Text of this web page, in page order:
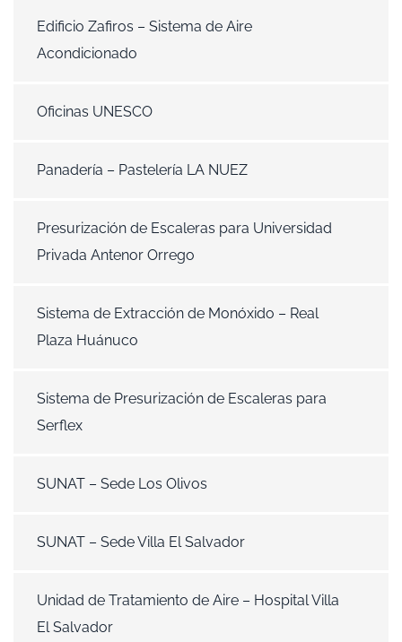
Edificio Zafiros – Sistema de Aire
Acondicionado
Oficinas UNESCO
Panadería – Pastelería LA NUEZ
Presurización de Escaleras para Universidad
Privada Antenor Orrego
Sistema de Extracción de Monóxido – Real
Plaza Huánuco
Sistema de Presurización de Escaleras para
Serflex
SUNAT – Sede Los Olivos
SUNAT – Sede Villa El Salvador
Unidad de Tratamiento de Aire – Hospital Villa
El Salvador